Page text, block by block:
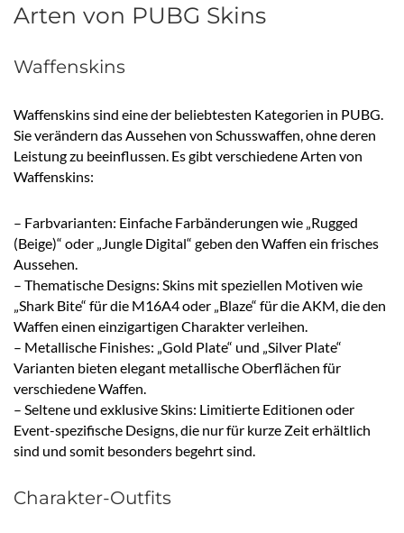
Arten von PUBG Skins
Waffenskins
Waffenskins sind eine der beliebtesten Kategorien in PUBG.
Sie verändern das Aussehen von Schusswaffen, ohne deren
Leistung zu beeinflussen. Es gibt verschiedene Arten von
Waffenskins:
– Farbvarianten: Einfache Farbänderungen wie „Rugged
(Beige)“ oder „Jungle Digital“ geben den Waffen ein frisches
Aussehen.
– Thematische Designs: Skins mit speziellen Motiven wie
„Shark Bite“ für die M16A4 oder „Blaze“ für die AKM, die den
Waffen einen einzigartigen Charakter verleihen.
– Metallische Finishes: „Gold Plate“ und „Silver Plate“
Varianten bieten elegant metallische Oberflächen für
verschiedene Waffen.
– Seltene und exklusive Skins: Limitierte Editionen oder
Event-spezifische Designs, die nur für kurze Zeit erhältlich
sind und somit besonders begehrt sind.
Charakter-Outfits